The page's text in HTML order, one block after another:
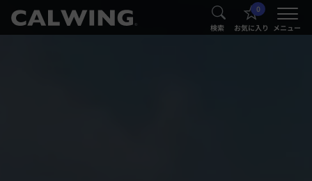
® 検索
0
お気に入り メニュー
®